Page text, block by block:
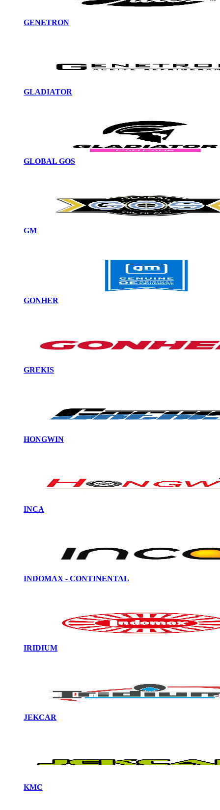
GENETRON
GLADIATOR
GLOBAL GOS
GM
GONHER
GREKIS
HONGWIN
INCA
INDOMAX - CONTINENTAL
IRIDIUM
JEKCAR
KMC